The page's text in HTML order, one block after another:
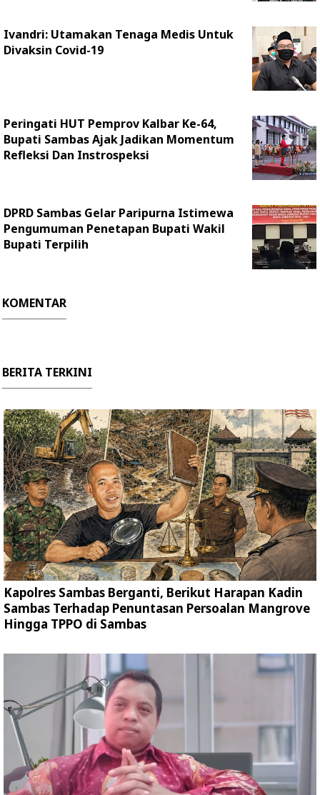
Ivandri: Utamakan Tenaga Medis Untuk
Divaksin Covid-19
Peringati HUT Pemprov Kalbar Ke-64,
Bupati Sambas Ajak Jadikan Momentum
Refleksi Dan Instrospeksi
DPRD Sambas Gelar Paripurna Istimewa
Pengumuman Penetapan Bupati Wakil
Bupati Terpilih
KOMENTAR
BERITA TERKINI
Kapolres Sambas Berganti, Berikut Harapan Kadin
Sambas Terhadap Penuntasan Persoalan Mangrove
Hingga TPPO di Sambas